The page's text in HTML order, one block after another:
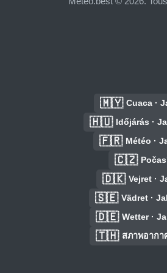
🇲🇾 Cuaca ·
🇭🇺 Időjárás ·
🇫🇷 Météo ·
🇨🇿
🇩🇰 Vejret ·
🇸🇪 Vädret ·
🇩🇪 Wetter ·
🇹🇭 สภาพอากา